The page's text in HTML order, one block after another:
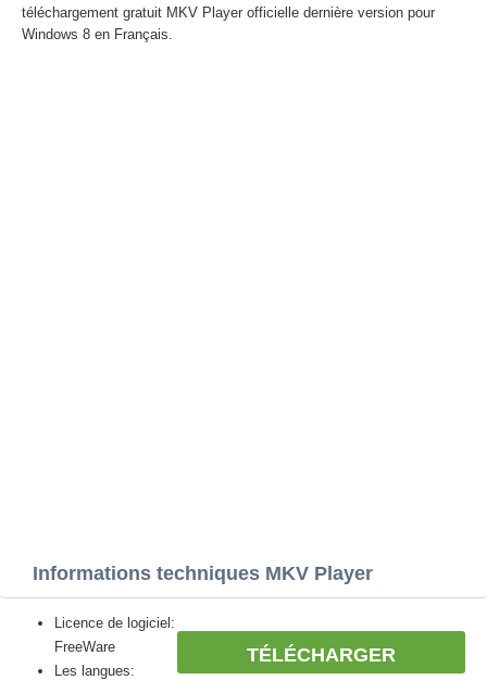
téléchargement gratuit MKV Player officielle dernière version pour
Windows 8 en Français.
Informations techniques MKV Player
TÉLÉCHARGER
Licence de logiciel:
FreeWare
Les langues: